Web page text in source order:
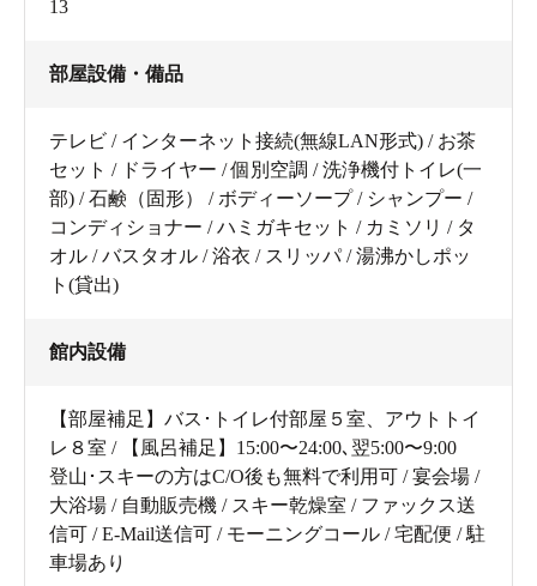
13
部屋設備・備品
テレビ / インターネット接続(無線LAN形式) / お茶
セット / ドライヤー / 個別空調 / 洗浄機付トイレ(一
部) / 石鹸（固形） / ボディーソープ / シャンプー /
コンディショナー / ハミガキセット / カミソリ / タ
オル / バスタオル / 浴衣 / スリッパ / 湯沸かしポッ
ト(貸出)
館内設備
【部屋補足】バス･トイレ付部屋５室、アウトトイ
レ８室 / 【風呂補足】15:00〜24:00､翌5:00〜9:00
登山･スキーの方はC/O後も無料で利用可 / 宴会場 /
大浴場 / 自動販売機 / スキー乾燥室 / ファックス送
信可 / E-Mail送信可 / モーニングコール / 宅配便 / 駐
車場あり